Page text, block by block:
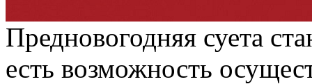
Предновогодняя суета
есть возможность